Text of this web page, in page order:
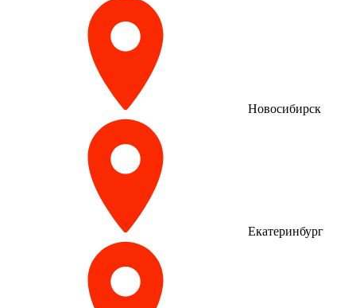
Новосибирск
Екатеринбург